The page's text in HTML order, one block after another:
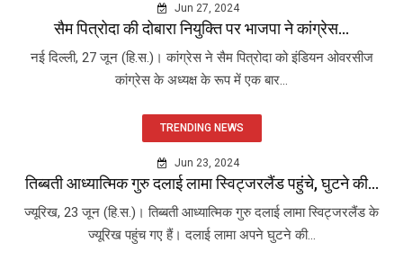
Jun 27, 2024
सैम पित्रोदा की दोबारा नियुक्ति पर भाजपा ने कांग्रेस...
नई दिल्ली, 27 जून (हि.स.)। कांग्रेस ने सैम पित्रोदा को इंडियन ओवरसीज
कांग्रेस के अध्यक्ष के रूप में एक बार...
TRENDING NEWS
Jun 23, 2024
तिब्बती आध्यात्मिक गुरु दलाई लामा स्विट्जरलैंड पहुंचे, घुटने की...
ज्यूरिख, 23 जून (हि.स.)। तिब्बती आध्यात्मिक गुरु दलाई लामा स्विट्जरलैंड के
ज्यूरिख पहुंच गए हैं। दलाई लामा अपने घुटने की...